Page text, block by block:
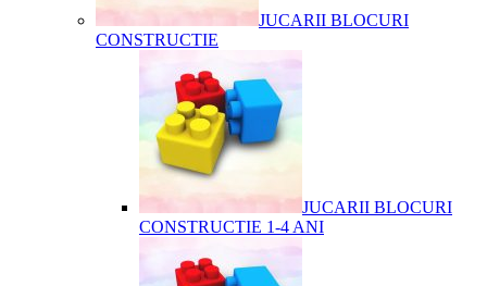
JUCARII BLOCURI
CONSTRUCTIE
JUCARII BLOCURI
CONSTRUCTIE 1-4 ANI